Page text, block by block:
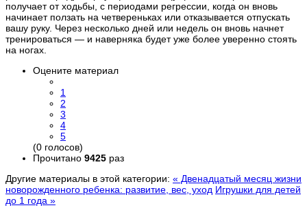
получает от ходьбы, с периодами регрессии, когда он вновь
начинает ползать на четвереньках или отказывается отпускать
вашу руку. Через несколько дней или недель он вновь начнет
тренироваться — и наверняка будет уже более уверенно стоять
на ногах.
Оцените материал
1
2
3
4
5
(0 голосов)
Прочитано 9425 раз
Другие материалы в этой категории: « Двенадцатый месяц жизни
новорожденного ребенка: развитие, вес, уход Игрушки для детей
до 1 года »